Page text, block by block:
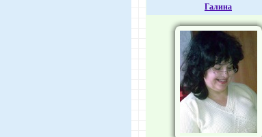
Галина